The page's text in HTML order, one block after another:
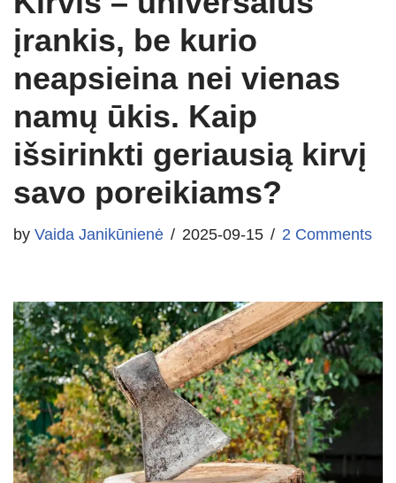
įrankis, be kurio
neapsieina nei vienas
namų ūkis. Kaip
išsirinkti geriausią kirvį
savo poreikiams?
by Vaida Janikūnienė 2025-09-15 2 Comments